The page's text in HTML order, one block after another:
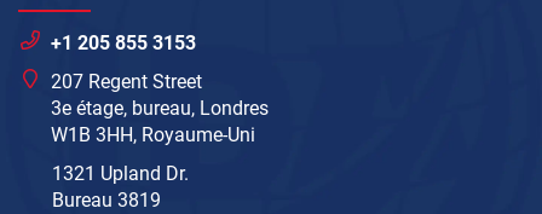
+1 205 855 3153
207 Regent Street
3e étage, bureau, Londres
W1B 3HH, Royaume-Uni
1321 Upland Dr.
Bureau 3819